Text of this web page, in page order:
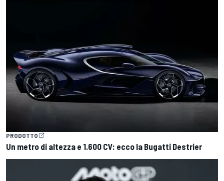
PRODOTTO
Un metro di altezza e 1.600 CV: ecco la Bugatti Destrier